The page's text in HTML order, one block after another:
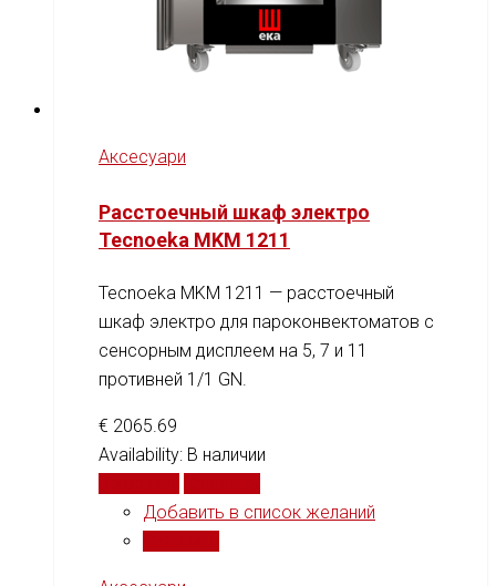
Аксесуари
Расстоечный шкаф электро
Tecnoeka MKM 1211
Tecnoeka MKM 1211 — расстоечный
шкаф электро для пароконвектоматов с
сенсорным дисплеем на 5, 7 и 11
противней 1/1 GN.
€ 2065.69
Availability: В наличии
Добавить в список желаний